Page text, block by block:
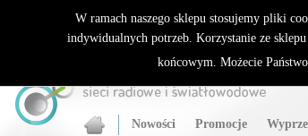
ALLNET.PL Sieci bezprzewodowe - generalny dystrybutor
Nowości Promocje
W ramach naszego sklepu stosujemy pliki
indywidualnych potrzeb. Korzystanie ze sklepu
końcowym. Możecie